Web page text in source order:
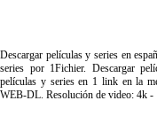
Descargar películas y series en
series por 1Fichier. Descargar
películas y series en 1 link en la
WEB-DL. Resolución de video: 4k -